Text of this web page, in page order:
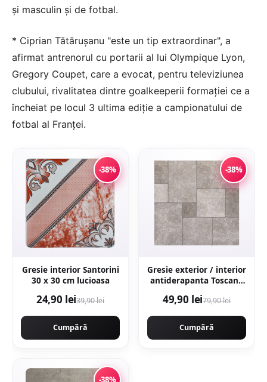
şi masculin şi de fotbal.
* Ciprian Tătăruşanu "este un tip extraordinar", a
afirmat antrenorul cu portarii al lui Olympique Lyon,
Gregory Coupet, care a evocat, pentru televiziunea
clubului, rivalitatea dintre goalkeeperii formaţiei ce a
încheiat pe locul 3 ultima ediţie a campionatului de
fotbal al Franţei.
-38%
Gresie interior Santorini
30 x 30 cm lucioasa
24,90 lei39,90 lei
Cumpără
-38%
Gresie exterior / interior
antiderapanta Toscana
portelanata rectificata
49,90 lei79,90 lei
Cumpără
-38%